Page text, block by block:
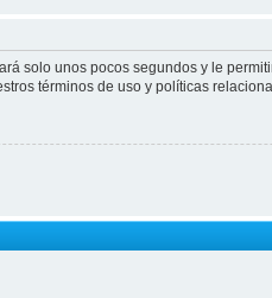
solo unos pocos segundos y le
términos de uso y políticas